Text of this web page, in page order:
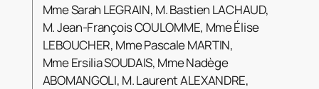
Mme Sarah LEGRAIN, M. Bastien LACHAUD,
M. Jean-François COULOMME, Mme Élise
LEBOUCHER, Mme Pascale MARTIN,
Mme Ersilia SOUDAIS, Mme Nadège
ABOMANGOLI, M. Laurent ALEXANDRE,